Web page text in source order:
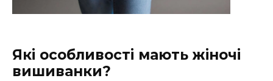
Які особливості мають жіночі
вишиванки?